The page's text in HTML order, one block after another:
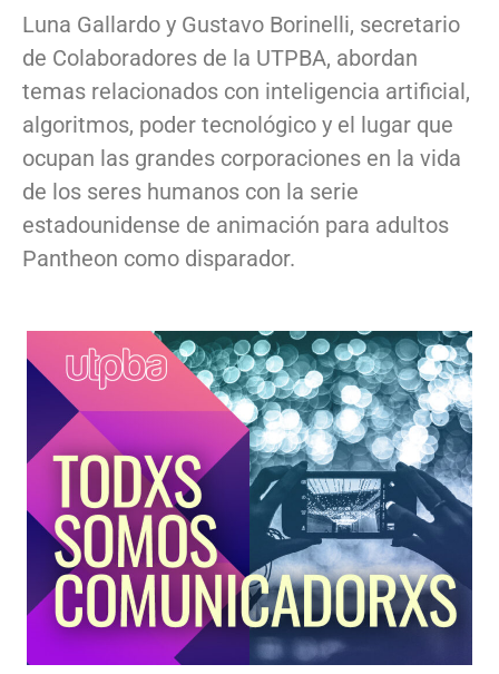
Luna Gallardo y Gustavo Borinelli, secretario
de Colaboradores de la UTPBA, abordan
temas relacionados con inteligencia artificial,
algoritmos, poder tecnológico y el lugar que
ocupan las grandes corporaciones en la vida
de los seres humanos con la serie
estadounidense de animación para adultos
Pantheon como disparador.